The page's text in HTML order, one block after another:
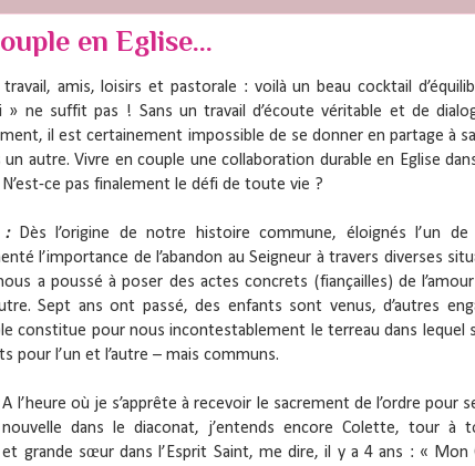
en Eglise...
travail, amis, loisirs et pastorale : voilà un beau cocktail
» ne suffit pas ! Sans un travail d’écoute véritable et de
il est certainement impossible de se donner en partage à
un autre. Vivre en couple une collaboration durable en Eglise
ce pas finalement le défi de toute vie ?
:
Dès l’origine de notre histoire commune, éloignés l’un
l’importance de l’abandon au Seigneur à travers diverses
a poussé à poser des actes concrets (fiançailles) de
Sept ans ont passé, des enfants sont venus, d’autres
constitue pour nous incontestablement le terreau dans lequel
pour l’un et l’autre – mais communs.
A l’heure où je s’apprête à recevoir le sacrement de l’ordre pour
dans le diaconat, j’entends encore Colette, tour à
grande sœur dans l’Esprit Saint, me dire, il y a 4 ans : «